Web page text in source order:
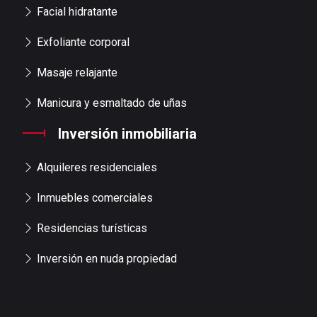
Facial hidratante
Exfoliante corporal
Masaje relajante
Manicura y esmaltado de uñas
Inversión inmobiliaria
Alquileres residenciales
Inmuebles comerciales
Residencias turísticas
Inversión en nuda propiedad